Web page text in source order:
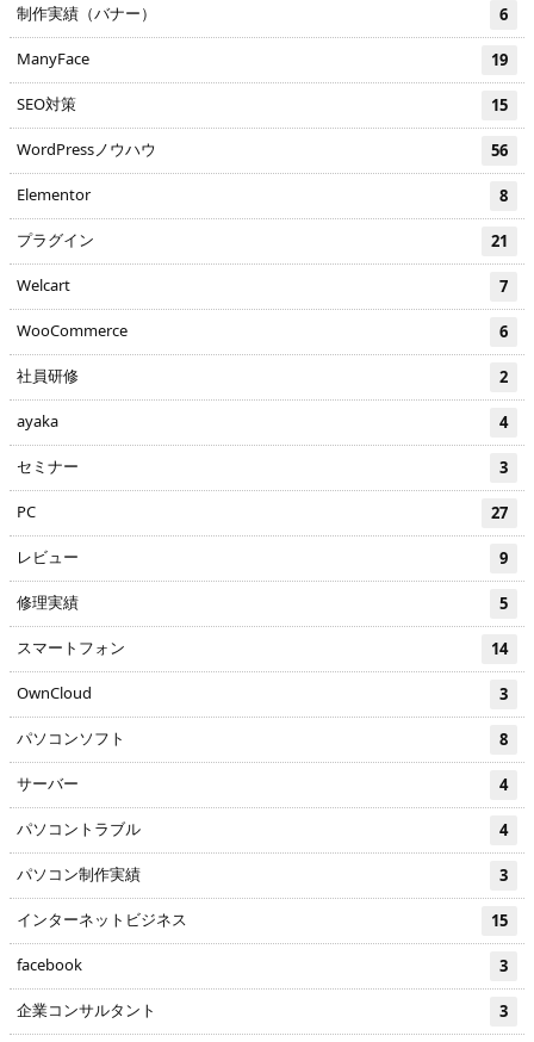
制作実績（バナー） 6
ManyFace 19
SEO対策 15
WordPressノウハウ 56
Elementor 8
プラグイン 21
Welcart 7
WooCommerce 6
社員研修 2
ayaka 4
セミナー 3
PC 27
レビュー 9
修理実績 5
スマートフォン 14
OwnCloud 3
パソコンソフト 8
サーバー 4
パソコントラブル 4
パソコン制作実績 3
インターネットビジネス 15
facebook 3
企業コンサルタント 3